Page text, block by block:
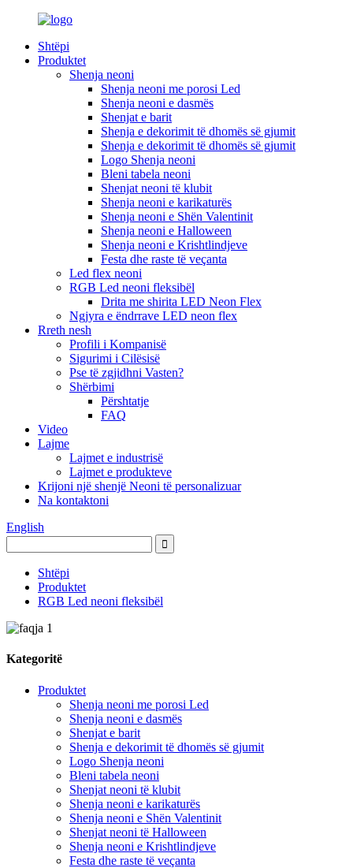
Shtëpi
Produktet
Shenja neoni
Shenja neoni me porosi Led
Shenja neoni e dasmës
Shenjat e barit
Shenja e dekorimit të dhomës së gjumit
Shenja e dekorimit të dhomës së gjumit
Logo Shenja neoni
Bleni tabela neoni
Shenjat neoni të klubit
Shenja neoni e karikaturës
Shenja neoni e Shën Valentinit
Shenja neoni e Halloween
Shenja neoni e Krishtlindjeve
Festa dhe raste të veçanta
Led flex neoni
RGB Led neoni fleksibël
Drita me shirita LED Neon Flex
Ngjyra e ëndrrave LED neon flex
Rreth nesh
Profili i Kompanisë
Sigurimi i Cilësisë
Pse të zgjidhni Vasten?
Shërbimi
Përshtatje
FAQ
Video
Lajme
Lajmet e industrisë
Lajmet e produkteve
Krijoni një shenjë Neoni të personalizuar
Na kontaktoni
English
Shtëpi
Produktet
RGB Led neoni fleksibël
Kategoritë
Produktet
Shenja neoni me porosi Led
Shenja neoni e dasmës
Shenjat e barit
Shenja e dekorimit të dhomës së gjumit
Logo Shenja neoni
Bleni tabela neoni
Shenjat neoni të klubit
Shenja neoni e karikaturës
Shenja neoni e Shën Valentinit
Shenjat neoni të Halloween
Shenja neoni e Krishtlindjeve
Festa dhe raste të veçanta